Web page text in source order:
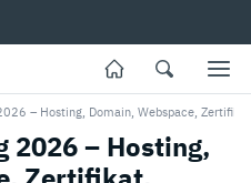
– Hosting, Domain, Webspace,
2026 – Hosting,